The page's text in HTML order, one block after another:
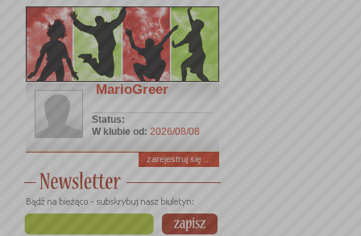
MarioGreer
Status:
W klubie od: 2026/08/08
zarejestruj się ...